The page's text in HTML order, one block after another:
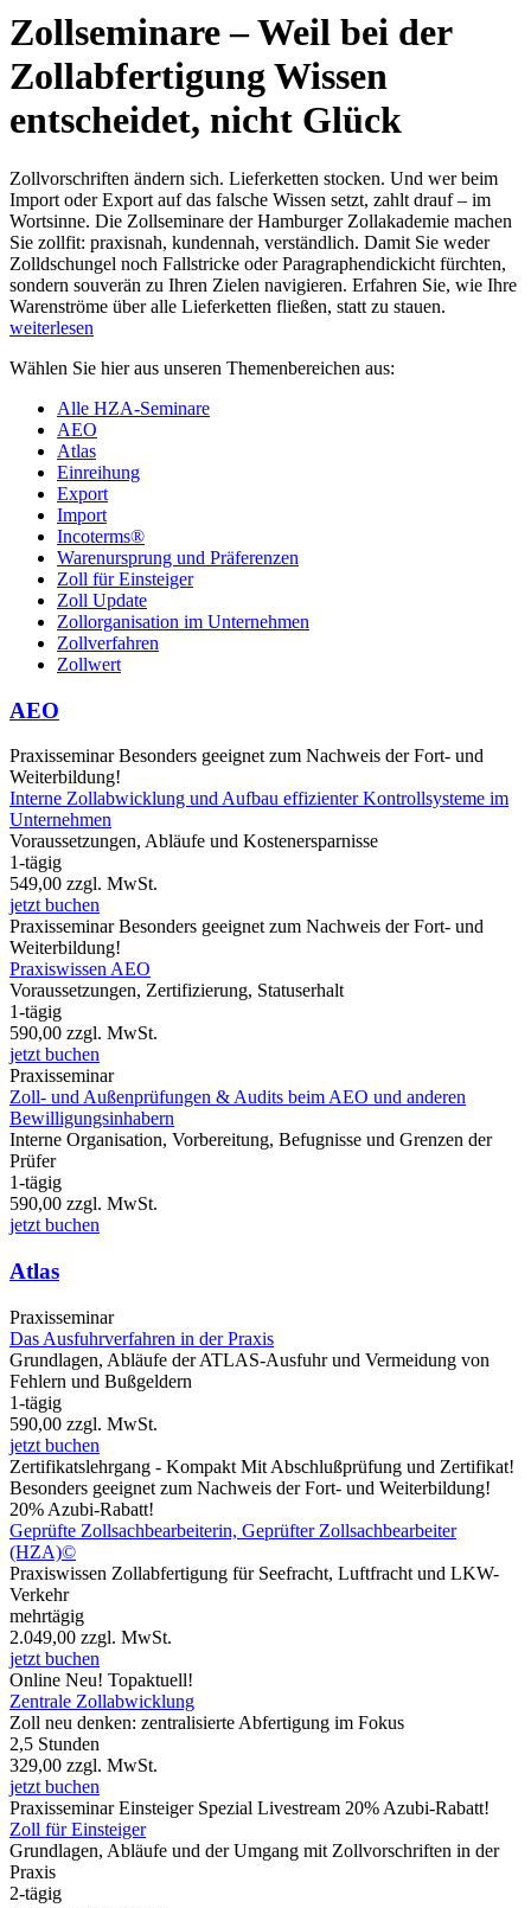
Zollseminare – Weil bei der
Zollabfertigung Wissen
entscheidet, nicht Glück
Zollvorschriften ändern sich. Lieferketten stocken. Und wer beim
Import oder Export auf das falsche Wissen setzt, zahlt drauf – im
Wortsinne. Die Zollseminare der Hamburger Zollakademie machen
Sie zollfit: praxisnah, kundennah, verständlich. Damit Sie weder
Zolldschungel noch Fallstricke oder Paragraphendickicht fürchten,
sondern souverän zu Ihren Zielen navigieren. Erfahren Sie, wie Ihre
Warenströme über alle Lieferketten fließen, statt zu stauen.
weiterlesen
Wählen Sie hier aus unseren Themenbereichen aus:
Alle HZA-Seminare
AEO
Atlas
Einreihung
Export
Import
Incoterms®
Warenursprung und Präferenzen
Zoll für Einsteiger
Zoll Update
Zollorganisation im Unternehmen
Zollverfahren
Zollwert
AEO
Praxisseminar Besonders geeignet zum Nachweis der Fort- und
Weiterbildung!
Interne Zollabwicklung und Aufbau effizienter Kontrollsysteme im
Unternehmen
Voraussetzungen, Abläufe und Kostenersparnisse
1-tägig
549,00 zzgl. MwSt.
jetzt buchen
Praxisseminar Besonders geeignet zum Nachweis der Fort- und
Weiterbildung!
Praxiswissen AEO
Voraussetzungen, Zertifizierung, Statuserhalt
1-tägig
590,00 zzgl. MwSt.
jetzt buchen
Praxisseminar
Zoll- und Außenprüfungen & Audits beim AEO und anderen
Bewilligungsinhabern
Interne Organisation, Vorbereitung, Befugnisse und Grenzen der
Prüfer
1-tägig
590,00 zzgl. MwSt.
jetzt buchen
Atlas
Praxisseminar
Das Ausfuhrverfahren in der Praxis
Grundlagen, Abläufe der ATLAS-Ausfuhr und Vermeidung von
Fehlern und Bußgeldern
1-tägig
590,00 zzgl. MwSt.
jetzt buchen
Zertifikatslehrgang - Kompakt Mit Abschlußprüfung und Zertifikat!
Besonders geeignet zum Nachweis der Fort- und Weiterbildung!
20% Azubi-Rabatt!
Geprüfte Zollsachbearbeiterin, Geprüfter Zollsachbearbeiter
(HZA)©
Praxiswissen Zollabfertigung für Seefracht, Luftfracht und LKW-
Verkehr
mehrtägig
2.049,00 zzgl. MwSt.
jetzt buchen
Online Neu! Topaktuell!
Zentrale Zollabwicklung
Zoll neu denken: zentralisierte Abfertigung im Fokus
2,5 Stunden
329,00 zzgl. MwSt.
jetzt buchen
Praxisseminar Einsteiger Spezial Livestream 20% Azubi-Rabatt!
Zoll für Einsteiger
Grundlagen, Abläufe und der Umgang mit Zollvorschriften in der
Praxis
2-tägig